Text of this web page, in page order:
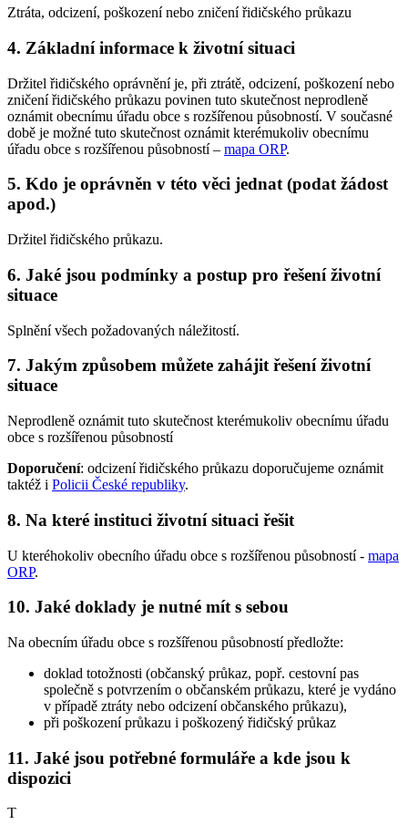
Ztráta, odcizení, poškození nebo zničení řidičského průkazu
4. Základní informace k životní situaci
Držitel řidičského oprávnění je, při ztrátě, odcizení, poškození nebo
zničení řidičského průkazu povinen tuto skutečnost neprodleně
oznámit obecnímu úřadu obce s rozšířenou působností. V současné
době je možné tuto skutečnost oznámit kterémukoliv obecnímu
úřadu obce s rozšířenou působností – mapa ORP.
5. Kdo je oprávněn v této věci jednat (podat žádost
apod.)
Držitel řidičského průkazu.
6. Jaké jsou podmínky a postup pro řešení životní
situace
Splnění všech požadovaných náležitostí.
7. Jakým způsobem můžete zahájit řešení životní
situace
Neprodleně oznámit tuto skutečnost kterémukoliv obecnímu úřadu
obce s rozšířenou působností
Doporučení: odcizení řidičského průkazu doporučujeme oznámit
taktéž i Policii České republiky.
8. Na které instituci životní situaci řešit
U kteréhokoliv obecního úřadu obce s rozšířenou působností - mapa
ORP.
10. Jaké doklady je nutné mít s sebou
Na obecním úřadu obce s rozšířenou působností předložte:
doklad totožnosti (občanský průkaz, popř. cestovní pas
společně s potvrzením o občanském průkazu, které je vydáno
v případě ztráty nebo odcizení občanského průkazu),
při poškození průkazu i poškozený řidičský průkaz
11. Jaké jsou potřebné formuláře a kde jsou k
dispozici
T